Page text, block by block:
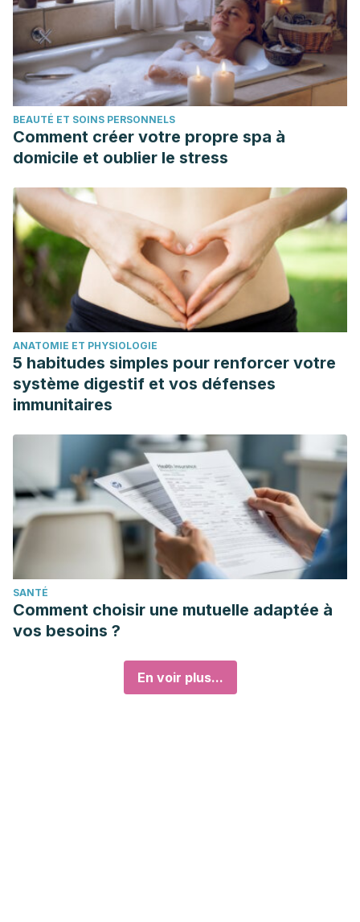
BEAUTÉ ET SOINS PERSONNELS
Comment créer votre propre spa à
domicile et oublier le stress
ANATOMIE ET PHYSIOLOGIE
5 habitudes simples pour renforcer votre
système digestif et vos défenses
immunitaires
SANTÉ
Comment choisir une mutuelle adaptée à
vos besoins ?
En voir plus...